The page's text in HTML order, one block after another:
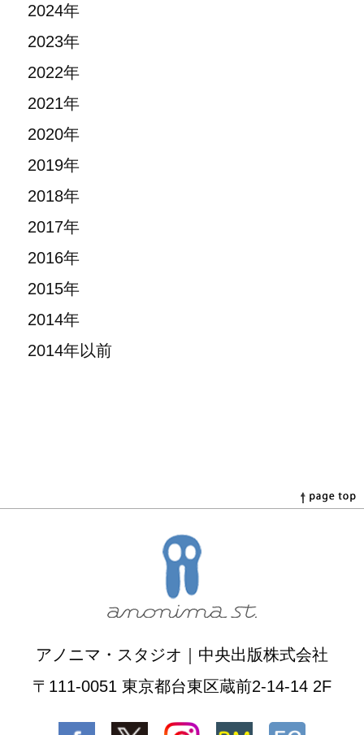
2024年
2023年
2022年
2021年
2020年
2019年
2018年
2017年
2016年
2015年
2014年
2014年以前
アノニマ・スタジオ｜中央出版株式会社
〒111-0051 東京都台東区蔵前2-14-14 2F